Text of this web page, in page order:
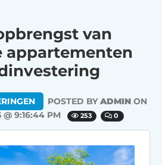
van
appartementen
POSTED BYADMIN ON
@ 9:16:44 PM
253 0